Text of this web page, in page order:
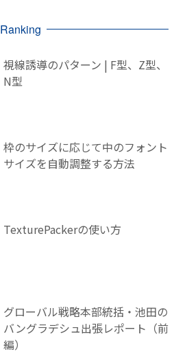
Ranking
視線誘導のパターン | F型、Z型、
N型
枠のサイズに応じて中のフォント
サイズを自動調整する方法
TexturePackerの使い方
グローバル戦略本部統括・池田の
バングラデシュ出張レポート（前
編）